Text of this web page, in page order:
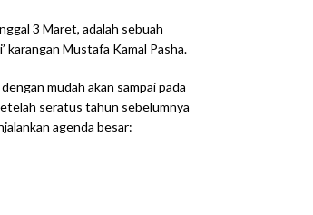
3 Maret, adalah sebuah
karangan Mustafa Kamal Pasha.
mudah akan sampai pada
seratus tahun sebelumnya
agenda besar: